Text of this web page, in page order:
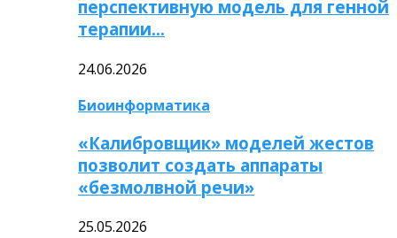
перспективную модель для генной
терапии…
24.06.2026
Биоинформатика
«Калибровщик» моделей жестов
позволит создать аппараты
«безмолвной речи»
25.05.2026